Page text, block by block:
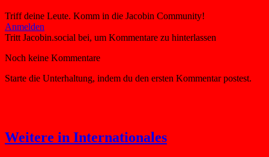
Triff deine Leute. Komm in die Jacobin Community!
Weitere in Internationales